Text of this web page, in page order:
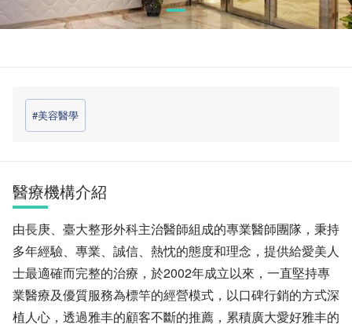
#美容醫學
醫療機構介紹
由長庚、臺大整形外科主治醫師組成的專業醫師團隊，秉持
多年經驗、專業、誠信、熱忱的態度和理念，提供給愛美人
士最適確而完整的治療，於2002年成立以來，一直堅持專
業醫療及優質服務為標竿的經營模式，以口碑行銷的方式深
植人心，透過雅丰的顧客不斷的推薦，累積廣大愛好雅丰的